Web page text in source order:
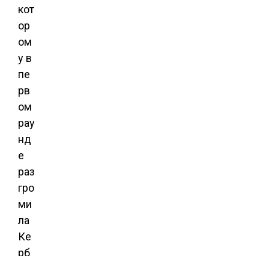
кот
ор
ом
у в
пе
рв
ом
рау
нд
е
раз
гро
ми
ла
Ке
рб